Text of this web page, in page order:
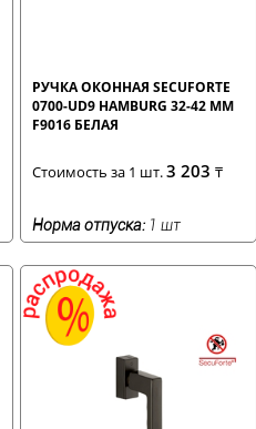
РУЧКА ОКОННАЯ SECUFORTE
0700-UD9 HAMBURG 32-42 ММ
F9016 БЕЛАЯ
Стоимость за 1 шт.3 203 ₸
Норма отпуска:1 шт